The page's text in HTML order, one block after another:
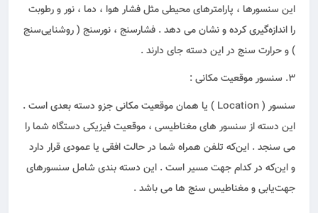
این سنسور‌ها ، پارامترهای محیطی مثل فشار هوا ، دما ، نور و رطوبت
را اندازه‌گیری کرده و نشان می دهد . فشارسنج ، نورسنج ( روشنایی‌سنج
) و حرارت ‌سنج در این دسته جای دارند .
3. سنسور موقعیت مکانی :
سنسور ( Location ) یا همان موقعیت مکانی جزو دسته بعدی است .
این دسته از سنسور های مغناطیسی ، موقعیت فیزیکی دستگاه شما را
می ‌سنجد . این‌که تلفن همراه شما در حالت افقی یا عمودی قرار دارد
و این‌که در کدام جهت مسیر است . این دسته‌ بندی شامل سنسورهای
جهت‌یابی و مغناطیس ‌سنج‌ ها می باشد .